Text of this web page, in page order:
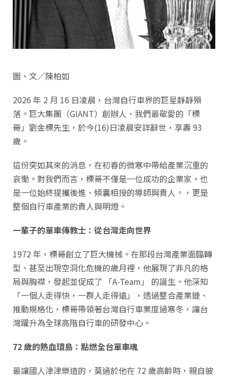
圖、文／陳柏如
2026 年 2 月 16 日凌晨，台灣自行車界的巨星靜靜殞
落。巨大集團（GIANT）創辦人、我們最敬愛的「標
哥」劉金標先生，於今(16)日凌晨安詳辭世，享壽 93
歲。
這份突如其來的消息，在初春的微寒中帶給產業沉重的
哀慟。對我們而言，標哥不僅是一位成功的企業家，也
是一位始終提攜後進、傾囊相授的導師與貴人。，更是
整個自行車產業的貴人與明燈。
一輩子的單車傳教士：從台灣走向世界
1972 年，標哥創立了巨大機械。在那段台灣產業面臨轉
型、甚至出現空洞化危機的歲月裡，他展現了非凡的格
局與胸襟，發起並促成了 「A-Team」 的誕生。他深知
「一個人走得快，一群人走得遠」，透過整合產業鏈、
推動規格化，標哥帶領著台灣自行車業度過寒冬，讓台
灣躍升為全球高階自行車的研發中心。
72 歲的熱血環島：點燃全台單車魂
最讓國人津津樂道的，莫過於他在 72 歲高齡時，親自披